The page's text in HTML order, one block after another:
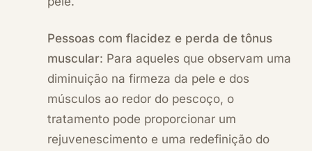
Pessoas com flacidez e perda de tônus
muscular: Para aqueles que observam uma
diminuição na firmeza da pele e dos
músculos ao redor do pescoço, o
tratamento pode proporcionar um
rejuvenescimento e uma redefinição do